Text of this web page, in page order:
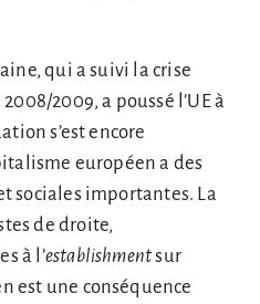
qui a suivi la crise
2009, a poussé l’UE à
s’est encore
européen a des
sociales importantes. La
de droite,
à l’establishmentsur
est une conséquence